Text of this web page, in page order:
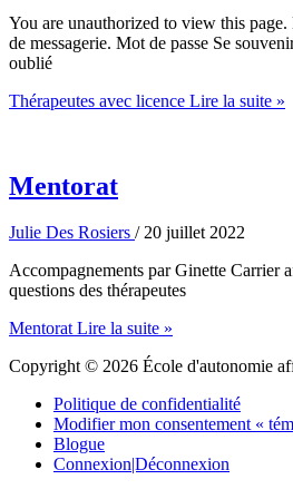
You are unauthorized to view this
de messagerie. Mot de passe Se
oublié
Thérapeutes avec licence Lire la suite »
Mentorat
Julie Des Rosiers /20 juillet 2022
Accompagnements par Ginette Carrier
questions des thérapeutes
MentoratLire la suite »
Copyright © 2026 École d'autonomie
Politique de confidentialité
Modifier mon consentement «
Blogue
Connexion|Déconnexion